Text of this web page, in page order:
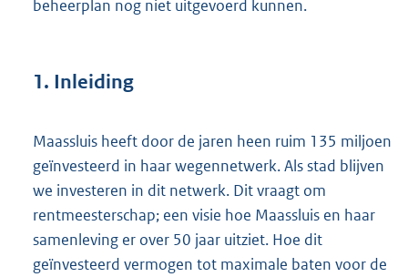
beheerplan nog niet uitgevoerd kunnen.
1. Inleiding
Maassluis heeft door de jaren heen ruim 135 miljoen
geïnvesteerd in haar wegennetwerk. Als stad blijven
we investeren in dit netwerk. Dit vraagt om
rentmeesterschap; een visie hoe Maassluis en haar
samenleving er over 50 jaar uitziet. Hoe dit
geïnvesteerd vermogen tot maximale baten voor de